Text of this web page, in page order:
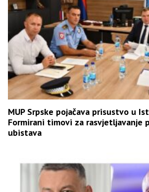
MUP Srpske pojačava prisustvo u
Formirani timovi za rasvjetljavanje
ubistava